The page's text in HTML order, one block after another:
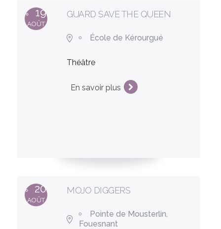
19
AOÛT
GUARD SAVE THE QUEEN
École de Kérourgué
Théâtre
En savoir plus
20
AOÛT
MOJO DIGGERS
Pointe de Mousterlin,
Fouesnant